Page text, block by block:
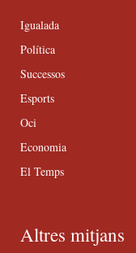
Igualada
Política
Successos
Esports
Oci
Economia
El Temps
Altres mitjans